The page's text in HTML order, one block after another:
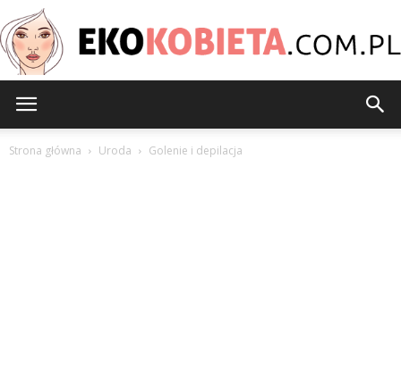
Strona główna Uroda Golenie i depilacja